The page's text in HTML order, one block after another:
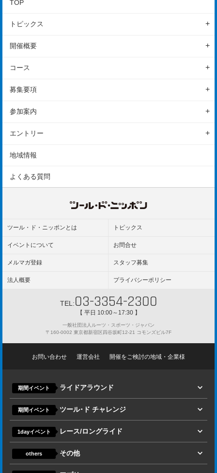
TOP
トピックス
ニュース
イベント
開催概要
イベントの特徴
アクセス
駐車場
コース
コース
募集要項
サイクリング
参加案内
参加前のご案内
エントリー
エントリーの方法
参加規約
地域情報
よくある質問
ツール・ド・ニッポンとは トピックス
イベントについて お問合せ
メルマガ登録 スタッフ募集
法人概要 プライバシーポリシー
TEL:03-3354-2300
【 平日 10:00～17:30 】
一般社団法人ルーツ・スポーツ・ジャパン
〒160-0002 東京都新宿区四谷坂町12-21 コモンズビル7F
お問い合わせ 運営会社 開催をご検討の地域・企業様
期間イベント ライドアラウンド
期間イベント ツール･ド チャレンジ
1dayイベント レース/ロングライド
others その他